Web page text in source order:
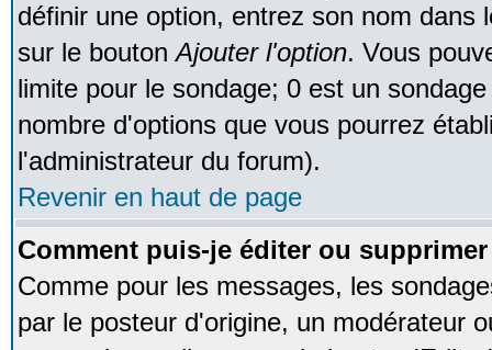
définir une option, entrez son nom dans
sur le boutonAjouter l'option. Vous
limite pour le sondage; 0 est un
nombre d'options que vous pourrez
l'administrateur du forum).
Revenir en haut de page
Comment puis-je éditer ou
Comme pour les messages, les
par le posteur d'origine, un modérateur